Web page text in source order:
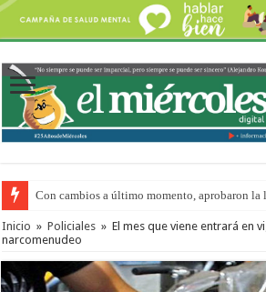
Con cambios a último momento, aprobaron la
Inicio » Policiales » El mes que viene entrará en
narcomenudeo